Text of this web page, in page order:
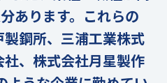
あります。これらの
鋼所、三浦工業株式
、株式会社月星製作